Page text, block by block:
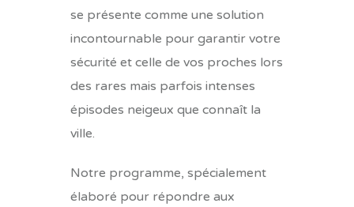
se présente comme une solution
incontournable pour garantir votre
sécurité et celle de vos proches lors
des rares mais parfois intenses
épisodes neigeux que connaît la
ville.
Notre programme, spécialement
élaboré pour répondre aux